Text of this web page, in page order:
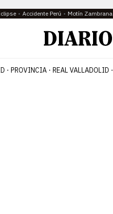
Accidente Perú Motín Zambrana
PROVINCIA REAL VALLADOLID